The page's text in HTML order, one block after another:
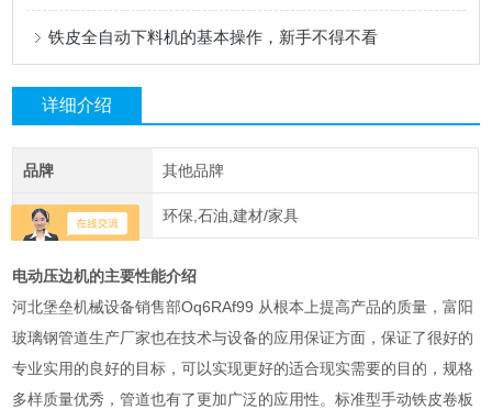
铁皮全自动下料机的基本操作，新手不得不看
详细介绍
品牌 其他品牌
应用领域 环保,石油,建材/家具
电动压边机的主要性能介绍
河北堡垒机械设备销售部Oq6RAf99 从根本上提高产品的质量，富阳
玻璃钢管道生产厂家也在技术与设备的应用保证方面，保证了很好的
专业实用的良好的目标，可以实现更好的适合现实需要的目的，规格
多样质量优秀，管道也有了更加广泛的应用性。标准型手动铁皮卷板